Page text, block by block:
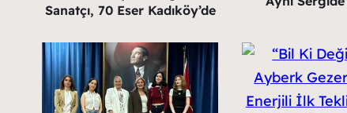
Sanatçı, 70 Eser Kadıköy’de